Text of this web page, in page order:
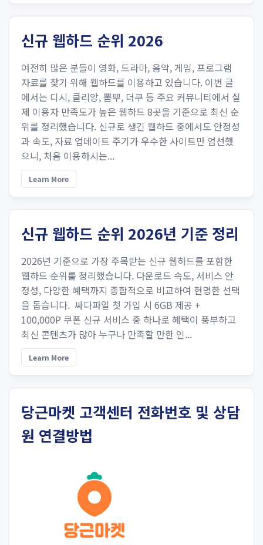
신규 웹하드 순위 2026
여전히 많은 분들이 영화, 드라마, 음악, 게임, 프로그램
자료를 찾기 위해 웹하드를 이용하고 있습니다. 이번 글
에서는 디시, 클리앙, 뽐뿌, 더쿠 등 주요 커뮤니티에서 실
제 이용자 만족도가 높은 웹하드 8곳을 기준으로 최신 순
위를 정리했습니다. 신규로 생긴 웹하드 중에서도 안정성
과 속도, 자료 업데이트 주기가 우수한 사이트만 엄선했
으니, 처음 이용하시는...
Learn More
신규 웹하드 순위 2026년 기준 정리
2026년 기준으로 가장 주목받는 신규 웹하드를 포함한
웹하드 순위를 정리했습니다. 다운로드 속도, 서비스 안
정성, 다양한 혜택까지 종합적으로 비교하여 현명한 선택
을 돕습니다. 싸다파일 첫 가입 시 6GB 제공 +
100,000P 쿠폰 신규 서비스 중 하나로 혜택이 풍부하고
최신 콘텐츠가 많아 누구나 만족할 만한 인...
Learn More
당근마켓 고객센터 전화번호 및 상담
원 연결방법